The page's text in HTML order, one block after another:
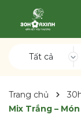
Tất cả
Trang chủ
Mix Trắng –